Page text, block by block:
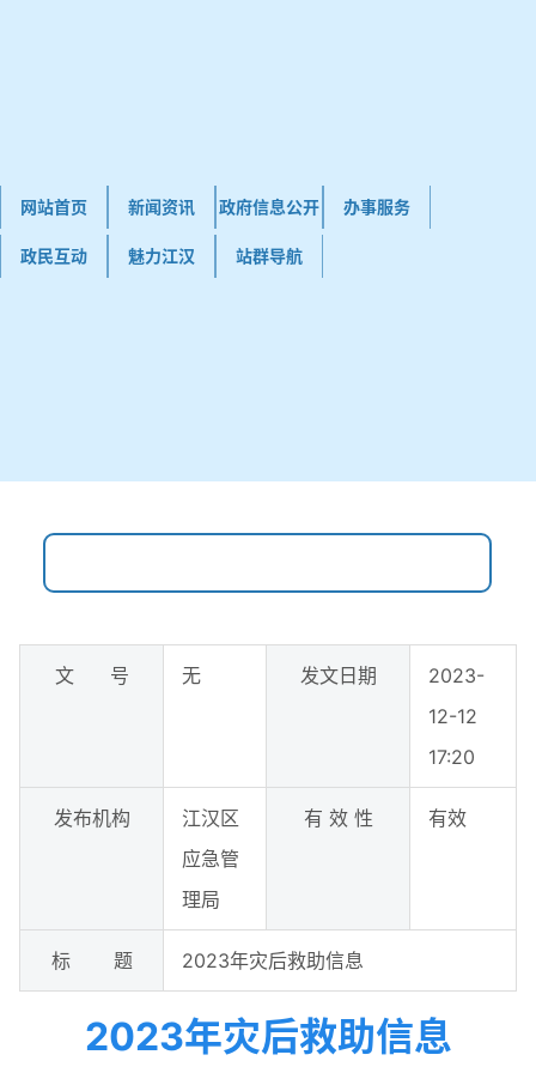
网站首页 新闻资讯 政府信息公开 办事服务
政民互动 魅力江汉 站群导航
文 号 无 发文日期
2023-
12-12
17:20
发布机构
江汉区
应急管
理局
有 效 性 有效
标 题 2023年灾后救助信息
2023年灾后救助信息